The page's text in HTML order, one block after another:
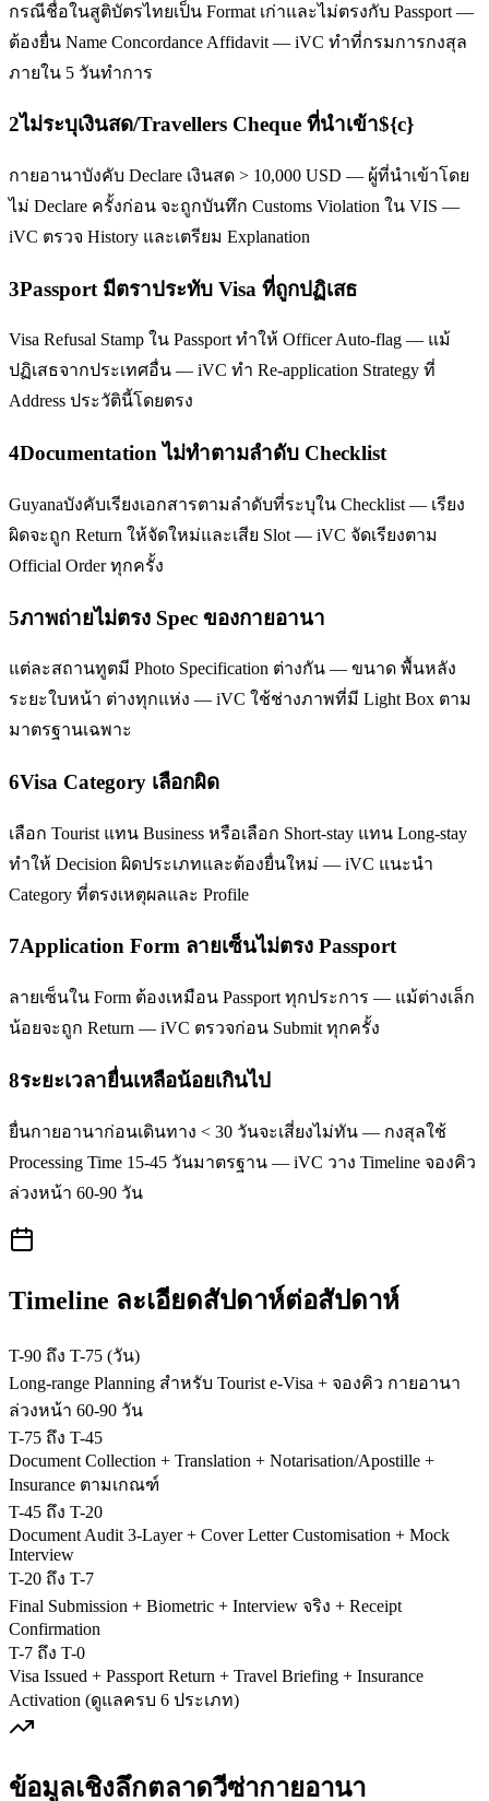
กรณีชื่อในสูติบัตรไทยเป็น Format เก่าและไม่ตรงกับ Passport —
ต้องยื่น Name Concordance Affidavit — iVC ทำที่กรมการกงสุล
ภายใน 5 วันทำการ
2ไม่ระบุเงินสด/Travellers Cheque ที่นำเข้า${c}
กายอานาบังคับ Declare เงินสด > 10,000 USD — ผู้ที่นำเข้าโดย
ไม่ Declare ครั้งก่อน จะถูกบันทึก Customs Violation ใน VIS —
iVC ตรวจ History และเตรียม Explanation
3Passport มีตราประทับ Visa ที่ถูกปฏิเสธ
Visa Refusal Stamp ใน Passport ทำให้ Officer Auto-flag — แม้
ปฏิเสธจากประเทศอื่น — iVC ทำ Re-application Strategy ที่
Address ประวัตินี้โดยตรง
4Documentation ไม่ทำตามลำดับ Checklist
Guyanaบังคับเรียงเอกสารตามลำดับที่ระบุใน Checklist — เรียง
ผิดจะถูก Return ให้จัดใหม่และเสีย Slot — iVC จัดเรียงตาม
Official Order ทุกครั้ง
5ภาพถ่ายไม่ตรง Spec ของกายอานา
แต่ละสถานทูตมี Photo Specification ต่างกัน — ขนาด พื้นหลัง
ระยะใบหน้า ต่างทุกแห่ง — iVC ใช้ช่างภาพที่มี Light Box ตาม
มาตรฐานเฉพาะ
6Visa Category เลือกผิด
เลือก Tourist แทน Business หรือเลือก Short-stay แทน Long-stay
ทำให้ Decision ผิดประเภทและต้องยื่นใหม่ — iVC แนะนำ
Category ที่ตรงเหตุผลและ Profile
7Application Form ลายเซ็นไม่ตรง Passport
ลายเซ็นใน Form ต้องเหมือน Passport ทุกประการ — แม้ต่างเล็ก
น้อยจะถูก Return — iVC ตรวจก่อน Submit ทุกครั้ง
8ระยะเวลายื่นเหลือน้อยเกินไป
ยื่นกายอานาก่อนเดินทาง < 30 วันจะเสี่ยงไม่ทัน — กงสุลใช้
Processing Time 15-45 วันมาตรฐาน — iVC วาง Timeline จองคิว
ล่วงหน้า 60-90 วัน
Timeline ละเอียดสัปดาห์ต่อสัปดาห์
T-90 ถึง T-75 (วัน)
Long-range Planning สำหรับ Tourist e-Visa + จองคิว กายอานา
ล่วงหน้า 60-90 วัน
T-75 ถึง T-45
Document Collection + Translation + Notarisation/Apostille +
Insurance ตามเกณฑ์
T-45 ถึง T-20
Document Audit 3-Layer + Cover Letter Customisation + Mock
Interview
T-20 ถึง T-7
Final Submission + Biometric + Interview จริง + Receipt
Confirmation
T-7 ถึง T-0
Visa Issued + Passport Return + Travel Briefing + Insurance
Activation (ดูแลครบ 6 ประเภท)
ข้อมูลเชิงลึกตลาดวีซ่ากายอานา